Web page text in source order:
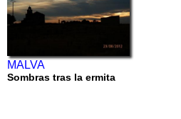
MALVA
Sombras tras la ermita